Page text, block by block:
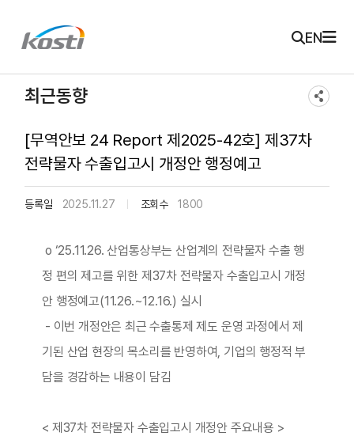
KOSTI 메인 페이지로 이동 EN
최근동향
[무역안보 24 Report 제2025-42호] 제37차
전략물자 수출입고시 개정안 행정예고
등록일 2025.11.27 조회수 1800
o ‘25.11.26. 산업통상부는 산업계의 전략물자 수출 행
정 편의 제고를 위한 제37차 전략물자 수출입고시 개정
안 행정예고(11.26.~12.16.) 실시
- 이번 개정안은 최근 수출통제 제도 운영 과정에서 제
기된 산업 현장의 목소리를 반영하여, 기업의 행정적 부
담을 경감하는 내용이 담김
< 제37차 전략물자 수출입고시 개정안 주요내용 >